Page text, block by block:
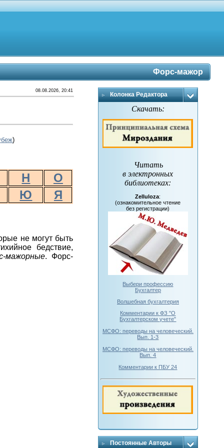
Форс-мажор
08.08.2026, 20:41
)
Н
О
Ю Я
не могут быть
бедствие,
мажорные. Форс-
Колонка Редактора
Скачать:
Читать
в электронных
библиотеках:
Zelluloza:
(ознакомительное чтение
без регистрации)
Выбери профессию
Бухгалтер
Волшебная бухгалтерия
Комментарии к ФЗ "О
Бухгалтерском учете"
МСФО: переводы на человеческий.
Вып. 1-3
МСФО: переводы на человеческий.
Вып. 4
Комментарии к ПБУ 24
Постоянные Авторы